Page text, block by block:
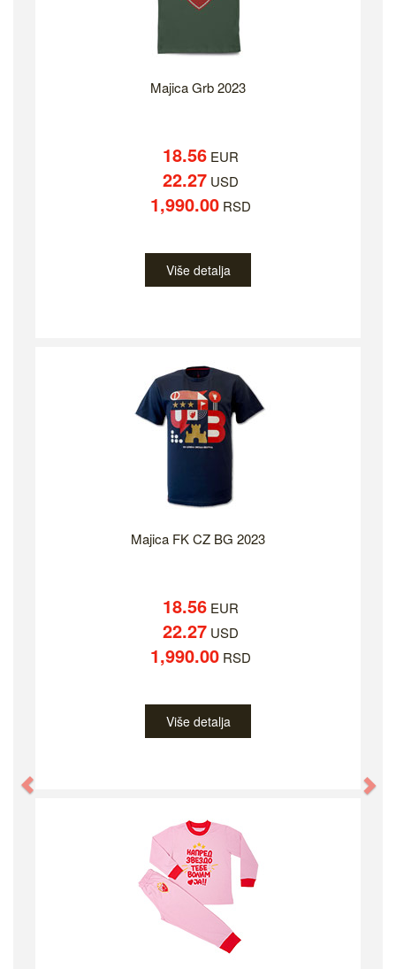
Majica Grb 2023
18.56EUR
22.27USD
1,990.00RSD
Više detalja
Majica FK CZ BG 2023
18.56EUR
22.27USD
1,990.00RSD
Više detalja